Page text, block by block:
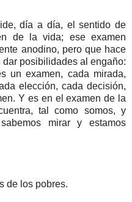
día a día, el sentido de
de la vida; ese examen
anodino, pero que hace
posibilidades al engaño:
un examen, cada mirada,
elección, cada decisión,
Y es en el examen de la
tal como somos, y
mirar y estamos
de los pobres.